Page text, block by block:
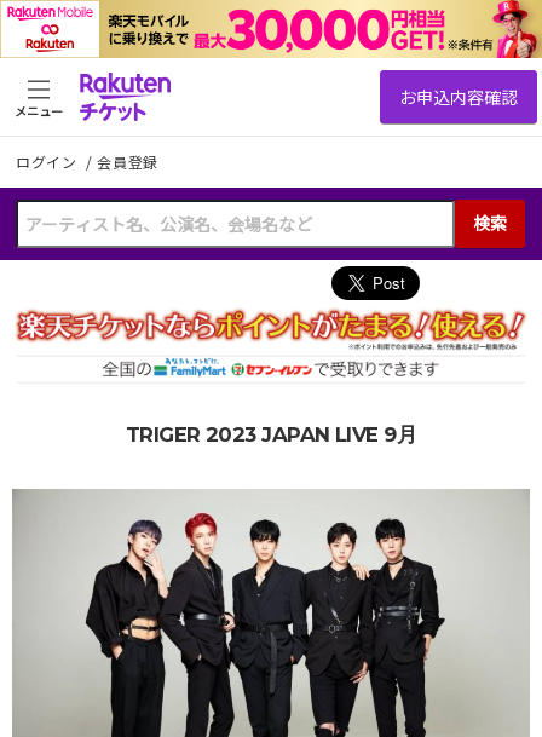
ログイン /会員登録
検索
メニュー
TRIGER 2023 JAPAN LIVE 9月